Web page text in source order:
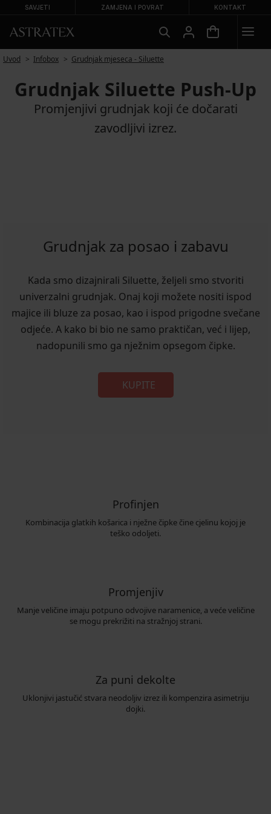
SAVJETI ZAMJENA I POVRAT KONTAKT
Uvod Infobox Grudnjak mjeseca - Siluette
Grudnjak Siluette Push-Up
Promjenjivi grudnjak koji će dočarati
zavodljivi izrez.
Grudnjak za posao i zabavu
Kada smo dizajnirali Siluette, željeli smo stvoriti
univerzalni grudnjak. Onaj koji možete nositi ispod
majice ili bluze za posao, kao i ispod prigodne svečane
odjeće. A kako bi bio ne samo praktičan, već i lijep,
nadopunili smo ga nježnim opsegom čipke.
KUPITE
Profinjen
Kombinacija glatkih košarica i nježne čipke čine cjelinu kojoj je
teško odoljeti.
Promjenjiv
Manje veličine imaju potpuno odvojive naramenice, a veće veličine
se mogu prekrižiti na stražnjoj strani.
Za puni dekolte
Uklonjivi jastučić stvara neodoljiv izrez ili kompenzira asimetriju
dojki.